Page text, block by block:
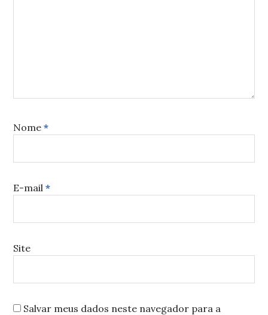
Nome*
E-mail*
Site
Salvar meus dados neste navegador para a